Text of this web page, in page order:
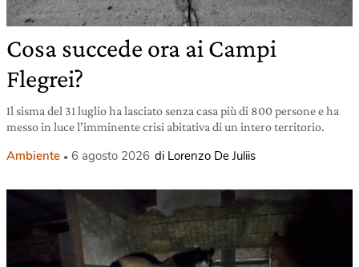
Cosa succede ora ai Campi
Flegrei?
Il sisma del 31 luglio ha lasciato senza casa più di 800 persone e ha
messo in luce l’imminente crisi abitativa di un intero territorio.
Ambiente 6 agosto 2026 di Lorenzo De Juliis